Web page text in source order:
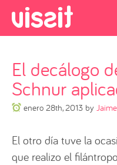
El decálogo
Schnur
enero 28th, 2013 by
El otro día tuve la
que realizo el